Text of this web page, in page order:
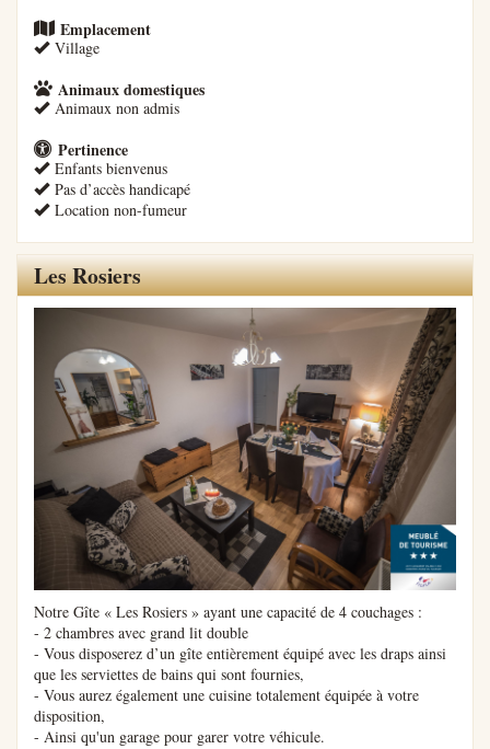
Emplacement
Village
Animaux domestiques
Animaux non admis
Pertinence
Enfants bienvenus
Pas d’accès handicapé
Location non-fumeur
Les Rosiers
Notre Gîte « Les Rosiers » ayant une capacité de 4 couchages :
- 2 chambres avec grand lit double
- Vous disposerez d’un gîte entièrement équipé avec les draps ainsi
que les serviettes de bains qui sont fournies,
- Vous aurez également une cuisine totalement équipée à votre
disposition,
- Ainsi qu'un garage pour garer votre véhicule.